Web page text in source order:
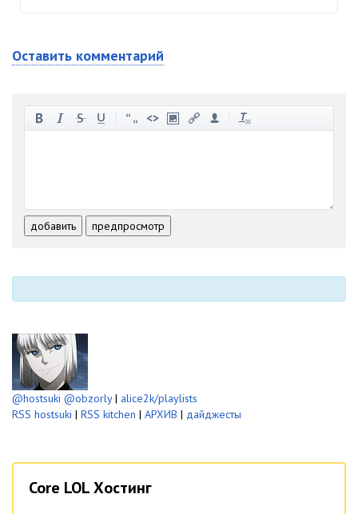
Оставить комментарий
-
-
-
добавить предпросмотр
@hostsuki @obzorly| alice2k/playlists
RSS hostsuki | RSS kitchen | АРХИВ | дайджесты
Core LOL Хостинг